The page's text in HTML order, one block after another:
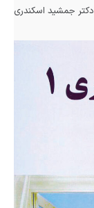
دکتر جمشید اسکندری